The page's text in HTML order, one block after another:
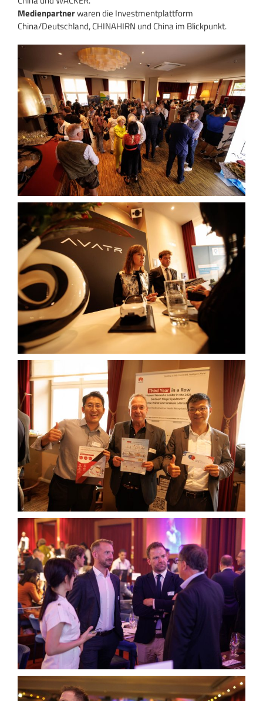
Medienpartnerwaren die Investmentplattform
China/Deutschland, CHINAHIRN und China im Blickpunkt.